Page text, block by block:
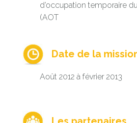
d’occupation temporaire
(AOT
Date de la
Août 2012 à février 2013